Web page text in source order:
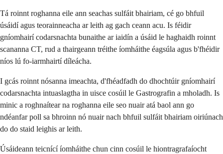
Tá roinnt roghanna eile ann seachas sulfáit bhairiam, cé go bhfuil
úsáidí agus teorainneacha ar leith ag gach ceann acu. Is féidir
gníomhairí codarsnachta bunaithe ar iaidín a úsáid le haghaidh roinnt
scananna CT, rud a thairgeann tréithe íomháithe éagsúla agus b'fhéidir
níos lú fo-iarmhairtí díleácha.
I gcás roinnt nósanna imeachta, d'fhéadfadh do dhochtúir gníomhairí
codarsnachta intuaslagtha in uisce cosúil le Gastrografin a mholadh. Is
minic a roghnaítear na roghanna eile seo nuair atá baol ann go
ndéanfar poll sa bhroinn nó nuair nach bhfuil sulfáit bhairiam oiriúnach
do do staid leighis ar leith.
Úsáideann teicnící íomháithe chun cinn cosúil le hiontragrafaíocht